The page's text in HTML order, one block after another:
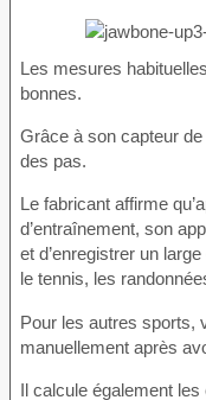
Les mesures
bonnes.
Grâce à son capteur
des pas.
Le fabricant affirme
d’entraînement, son
et d’enregistrer un
le tennis, les
Pour les autres sports,
manuellement après
Il calcule également